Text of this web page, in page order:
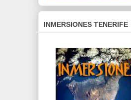
INMERSIONES TENERIFE